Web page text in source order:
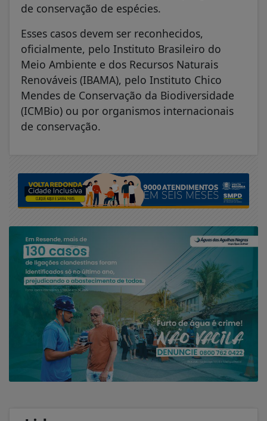
de conservação de espécies.
Esses casos devem ser reconhecidos,
oficialmente, pelo Instituto Brasileiro do
Meio Ambiente e dos Recursos Naturais
Renováveis (IBAMA), pelo Instituto Chico
Mendes de Conservação da Biodiversidade
(ICMBio) ou por organismos internacionais
de conservação.